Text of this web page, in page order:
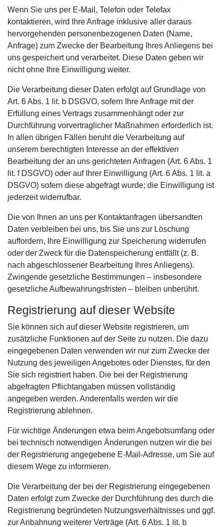
Wenn Sie uns per E-Mail, Telefon oder Telefax
kontaktieren, wird Ihre Anfrage inklusive aller daraus
hervorgehenden personenbezogenen Daten (Name,
Anfrage) zum Zwecke der Bearbeitung Ihres Anliegens bei
uns gespeichert und verarbeitet. Diese Daten geben wir
nicht ohne Ihre Einwilligung weiter.
Die Verarbeitung dieser Daten erfolgt auf Grundlage von
Art. 6 Abs. 1 lit. b DSGVO, sofern Ihre Anfrage mit der
Erfüllung eines Vertrags zusammenhängt oder zur
Durchführung vorvertraglicher Maßnahmen erforderlich ist.
In allen übrigen Fällen beruht die Verarbeitung auf
unserem berechtigten Interesse an der effektiven
Bearbeitung der an uns gerichteten Anfragen (Art. 6 Abs. 1
lit. f DSGVO) oder auf Ihrer Einwilligung (Art. 6 Abs. 1 lit. a
DSGVO) sofern diese abgefragt wurde; die Einwilligung ist
jederzeit widerrufbar.
Die von Ihnen an uns per Kontaktanfragen übersandten
Daten verbleiben bei uns, bis Sie uns zur Löschung
auffordern, Ihre Einwilligung zur Speicherung widerrufen
oder der Zweck für die Datenspeicherung entfällt (z. B.
nach abgeschlossener Bearbeitung Ihres Anliegens).
Zwingende gesetzliche Bestimmungen – insbesondere
gesetzliche Aufbewahrungsfristen – bleiben unberührt.
Registrierung auf dieser Website
Sie können sich auf dieser Website registrieren, um
zusätzliche Funktionen auf der Seite zu nutzen. Die dazu
eingegebenen Daten verwenden wir nur zum Zwecke der
Nutzung des jeweiligen Angebotes oder Dienstes, für den
Sie sich registriert haben. Die bei der Registrierung
abgefragten Pflichtangaben müssen vollständig
angegeben werden. Anderenfalls werden wir die
Registrierung ablehnen.
Für wichtige Änderungen etwa beim Angebotsumfang oder
bei technisch notwendigen Änderungen nutzen wir die bei
der Registrierung angegebene E-Mail-Adresse, um Sie auf
diesem Wege zu informieren.
Die Verarbeitung der bei der Registrierung eingegebenen
Daten erfolgt zum Zwecke der Durchführung des durch die
Registrierung begründeten Nutzungsverhältnisses und ggf.
zur Anbahnung weiterer Verträge (Art. 6 Abs. 1 lit. b